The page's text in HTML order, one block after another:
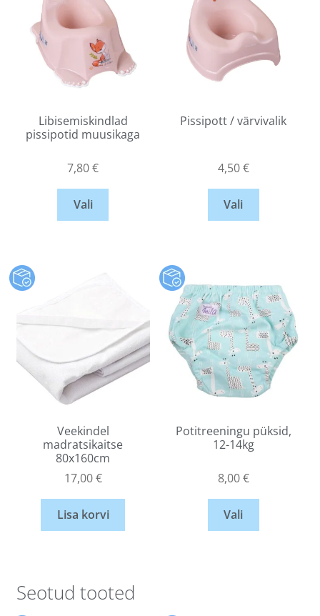
Libisemiskindlad
pissipotid muusikaga
7,80€
Vali
Pissipott / värvivalik
4,50€
Vali
Veekindel
madratsikaitse
80x160cm
17,00€
Lisa korvi
Potitreeningu püksid,
12-14kg
8,00€
Vali
Seotud tooted